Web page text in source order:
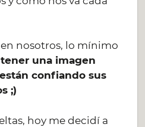
nosotros, lo mínimo
tener una imagen
confiando sus
;)
hoy me decidí a